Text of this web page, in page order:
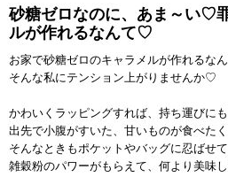
砂糖ゼロなのに、あま～い♡
ルが作れるなんて♡
お家で砂糖ゼロのキャラメルが作れるなん
そんな私にテンション上がりませんか♡
かわいくラッピングすれば、持ち運びにも
出先で小腹がすいた、甘いものが食べた
そんなときもポケットやバッグに忍ばせ
雑穀粉のパワーがもらえて、何より美味